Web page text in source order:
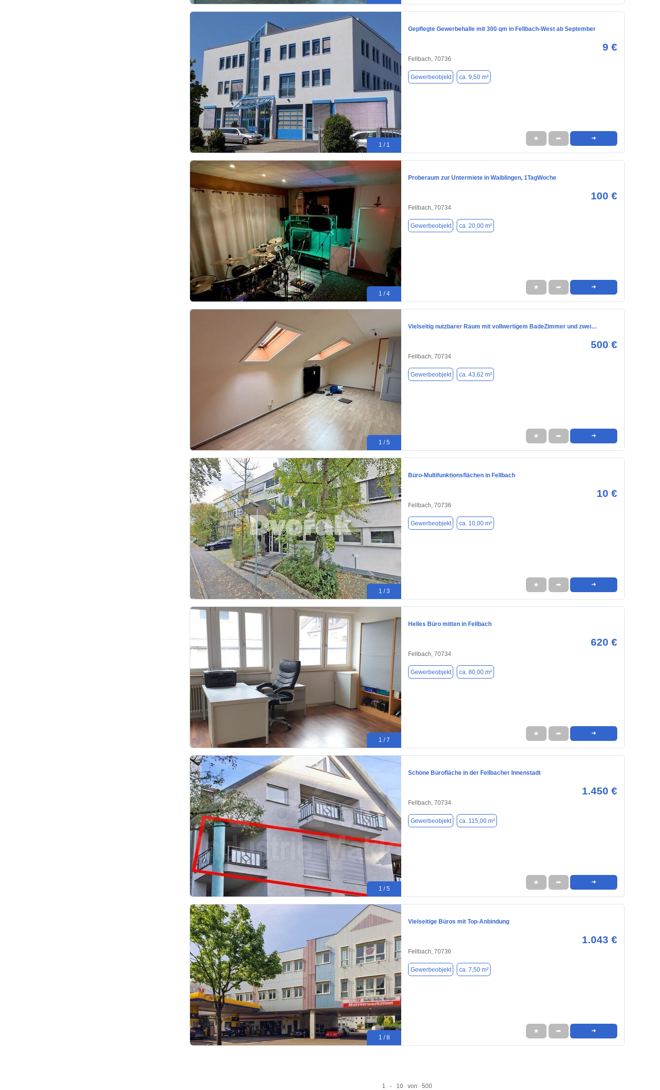
1 / 1
Gepflegte Gewerbehalle mit 300 qm in Fellbach-West ab September
9 €
Fellbach, 70736
Gewerbeobjekt ca. 9,50 m²
★ ➦ ➜
1 / 4
Proberaum zur Untermiete in Waiblingen, 1TagWoche
100 €
Fellbach, 70734
Gewerbeobjekt ca. 20,00 m²
★ ➦ ➜
1 / 5
Vielseitig nutzbarer Raum mit vollwertigem BadeZimmer und zwei…
500 €
Fellbach, 70734
Gewerbeobjekt ca. 43,62 m²
★ ➦ ➜
1 / 3
Büro-Multifunktionsflächen in Fellbach
10 €
Fellbach, 70736
Gewerbeobjekt ca. 10,00 m²
★ ➦ ➜
1 / 7
Helles Büro mitten in Fellbach
620 €
Fellbach, 70734
Gewerbeobjekt ca. 80,00 m²
★ ➦ ➜
1 / 5
Schöne Bürofläche in der Fellbacher Innenstadt
1.450 €
Fellbach, 70734
Gewerbeobjekt ca. 115,00 m²
★ ➦ ➜
1 / 8
Vielseitige Büros mit Top-Anbindung
1.043 €
Fellbach, 70736
Gewerbeobjekt ca. 7,50 m²
★ ➦ ➜
1 - 10 von 500